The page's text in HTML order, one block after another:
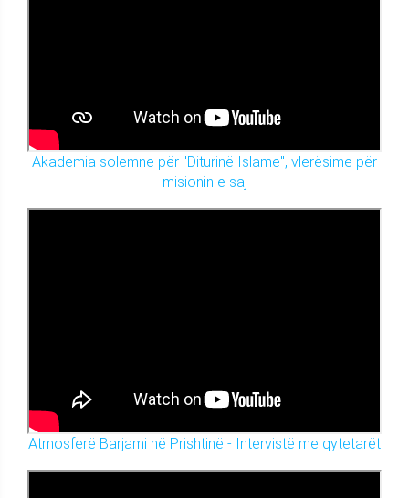
Akademia solemne për "Diturinë Islame", vlerësime për
misionin e saj
Atmosferë Barjami në Prishtinë - Intervistë me qytetarët